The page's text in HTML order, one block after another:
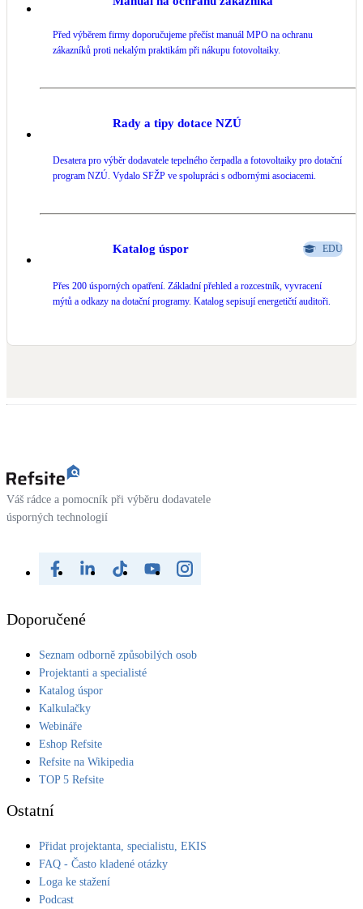
Před výběrem firmy doporučujeme přečíst manuál MPO na ochranu
zákazníků proti nekalým praktikám při nákupu fotovoltaiky.
Rady a tipy dotace NZÚ
Desatera pro výběr dodavatele tepelného čerpadla a fotovoltaiky pro dotační
program NZÚ. Vydalo SFŽP ve spolupráci s odbornými asociacemi.
Katalog úspor EDU
Přes 200 úsporných opatření. Základní přehled a rozcestník, vyvracení
mýtů a odkazy na dotační programy. Katalog sepisují energetičtí auditoři.
Váš rádce a pomocník při výběru dodavatele
úsporných technologií
Doporučené
Seznam odborně způsobilých osob
Projektanti a specialisté
Katalog úspor
Kalkulačky
Webináře
Eshop Refsite
Refsite na Wikipedia
TOP 5 Refsite
Ostatní
Přidat projektanta, specialistu, EKIS
FAQ - Často kladené otázky
Loga ke stažení
Podcast